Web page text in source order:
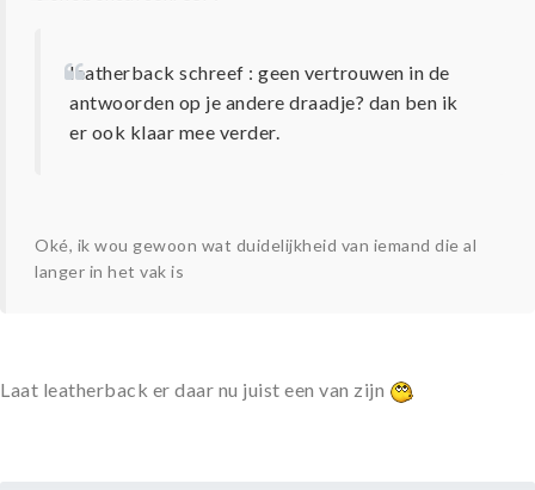
leatherback schreef : geen vertrouwen in de
antwoorden op je andere draadje? dan ben ik
er ook klaar mee verder.
Oké, ik wou gewoon wat duidelijkheid van iemand die al
langer in het vak is
Laat leatherback er daar nu juist een van zijn